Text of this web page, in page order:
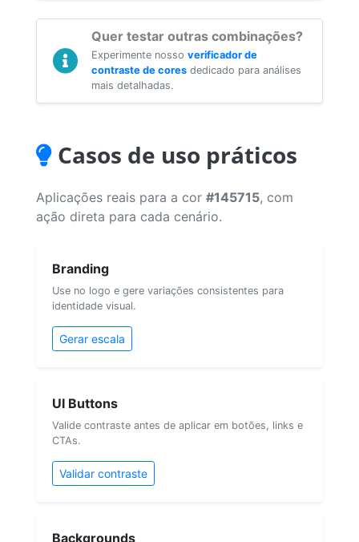
Quer testar outras combinações?
Experimente nosso verificador de
contraste de cores dedicado para análises
mais detalhadas.
Casos de uso práticos
Aplicações reais para a cor #145715, com
ação direta para cada cenário.
Branding
Use no logo e gere variações consistentes para
identidade visual.
Gerar escala
UI Buttons
Valide contraste antes de aplicar em botões, links e
CTAs.
Validar contraste
Backgrounds